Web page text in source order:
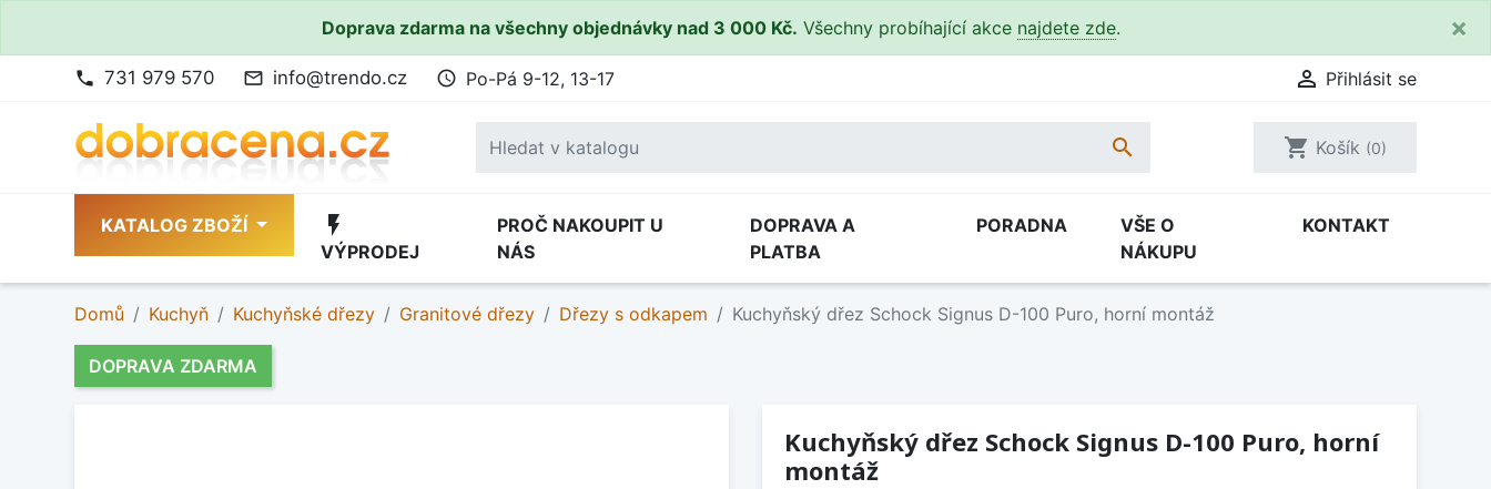
Doprava zdarma na všechny objednávky nad 3 000 Kč. Všechny probíhající akce najdete zde. ×
phone 731 979 570 mail_outline info@trendo.cz access_time Po-Pá 9-12, 13-17  Přihlásit se
 shopping_cart Košík (0)
KATALOG ZBOŽÍ flash_on
VÝPRODEJ
PROČ NAKOUPIT U
NÁS
DOPRAVA A
PLATBA
PORADNA
VŠE O
NÁKUPU
KONTAKT
Domů Kuchyň Kuchyňské dřezy Granitové dřezy Dřezy s odkapem Kuchyňský dřez Schock Signus D-100 Puro, horní montáž
DOPRAVA ZDARMA
Kuchyňský dřez Schock Signus D-100 Puro, horní
montáž